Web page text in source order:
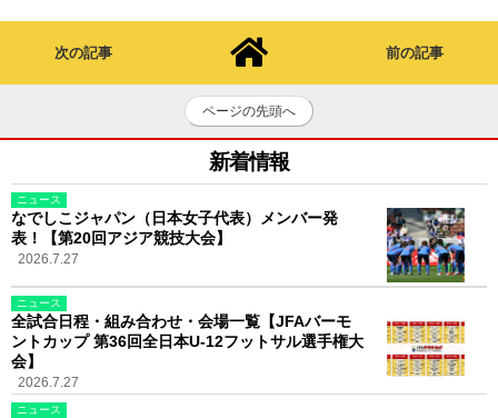
次の記事 前の記事
ページの先頭へ
新着情報
ニュース
なでしこジャパン（日本女子代表）メンバー発
表！【第20回アジア競技大会】
2026.7.27
ニュース
全試合日程・組み合わせ・会場一覧【JFAバーモ
ントカップ 第36回全日本U-12フットサル選手権大
会】
2026.7.27
ニュース